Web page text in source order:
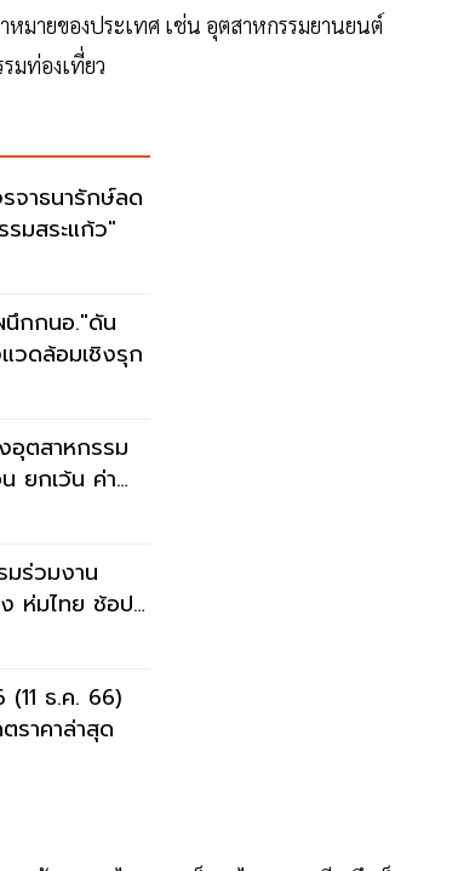
ายของประเทศ เช่น อุตสาหกรรมยานยนต์
มท่องเที่ยว
จาธนารักษ์ลด
รมสระแก้ว"
นึกกนอ."ดัน
แวดล้อมเชิงรุก
อุตสาหกรรม
ยกเว้น ค่า
มร่วมงาน
ห่มไทย ช้อป
(11 ธ.ค. 66)
ราคาล่าสุด